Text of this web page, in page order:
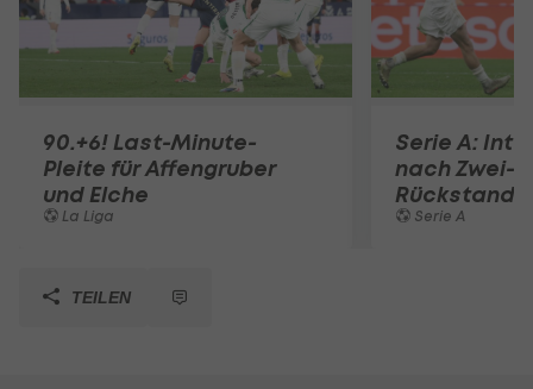
90.+6! Last-Minute-
Pleite für Affengruber
und Elche
La Liga
Serie A:
nach Zwei-
Rückstand
Serie A
TEILEN